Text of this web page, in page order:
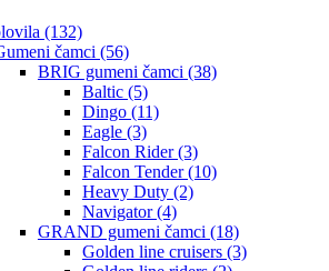
(132)
čamci (56)
BRIG gumeni čamci (38)
Baltic (5)
Dingo (11)
Eagle (3)
Falcon Rider (3)
Falcon Tender (10)
Heavy Duty (2)
Navigator (4)
GRAND gumeni čamci (18)
Golden line cruisers (3)